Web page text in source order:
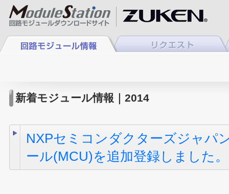
新着モジュール情報｜2014
NXPセミコンダクターズジャパ
ール(MCU)を追加登録しました。